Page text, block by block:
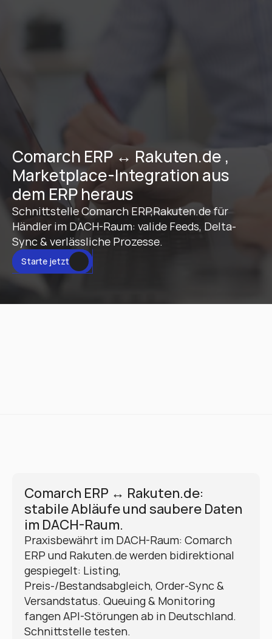
Comarch ERP ↔ Rakuten.de ,
Marketplace-Integration aus
dem ERP heraus
Schnittstelle Comarch ERP,Rakuten.de für
Händler im DACH-Raum: valide Feeds, Delta-
Sync & verlässliche Prozesse.
Starte jetzt
Comarch ERP ↔ Rakuten.de:
stabile Abläufe und saubere Daten
im DACH-Raum.
Praxisbewährt im DACH-Raum: Comarch
ERP und Rakuten.de werden bidirektional
gespiegelt: Listing,
Preis-/Bestandsabgleich, Order-Sync &
Versandstatus. Queuing & Monitoring
fangen API-Störungen ab in Deutschland.
Schnittstelle testen.